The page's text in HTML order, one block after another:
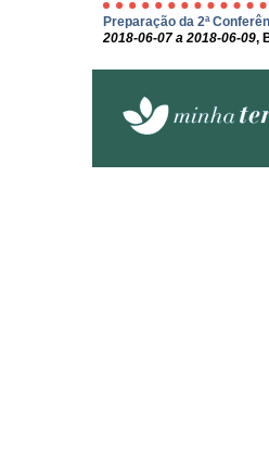
Preparação da 2ª
2018-06-07 a 2018-06-09,